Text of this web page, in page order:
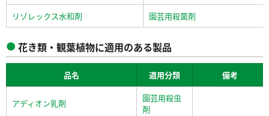
リゾレックス水和剤
園芸用殺菌剤
花き類・観葉植物に適用のある製品
品名 適用分類 備考
アディオン乳剤
園芸用殺虫
剤